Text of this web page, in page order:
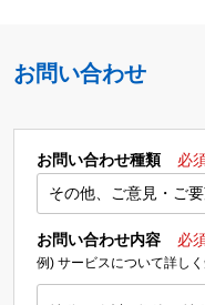
お問い合わせ
お問い合わせ種類 必
お問い合わせ内容 必
例) サービスについて詳し